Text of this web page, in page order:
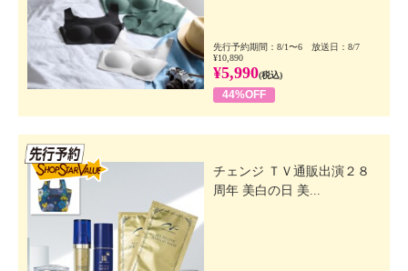
先行予約期間：8/1〜6 放送日：8/7
¥10,890
¥5,990(税込)
44%OFF
チェンジ ＴＶ通販出演２８
周年 美白の日 美...